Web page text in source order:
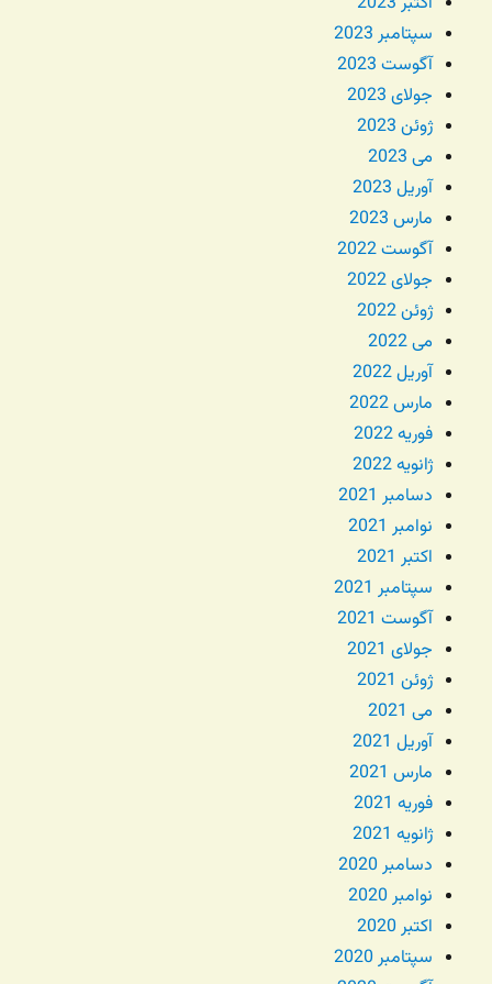
سپتامبر 2023
آگوست 2023
جولای 2023
ژوئن 2023
می 2023
آوریل 2023
مارس 2023
آگوست 2022
جولای 2022
ژوئن 2022
می 2022
آوریل 2022
مارس 2022
فوریه 2022
ژانویه 2022
دسامبر 2021
نوامبر 2021
اکتبر 2021
سپتامبر 2021
آگوست 2021
جولای 2021
ژوئن 2021
می 2021
آوریل 2021
مارس 2021
فوریه 2021
ژانویه 2021
دسامبر 2020
نوامبر 2020
اکتبر 2020
سپتامبر 2020